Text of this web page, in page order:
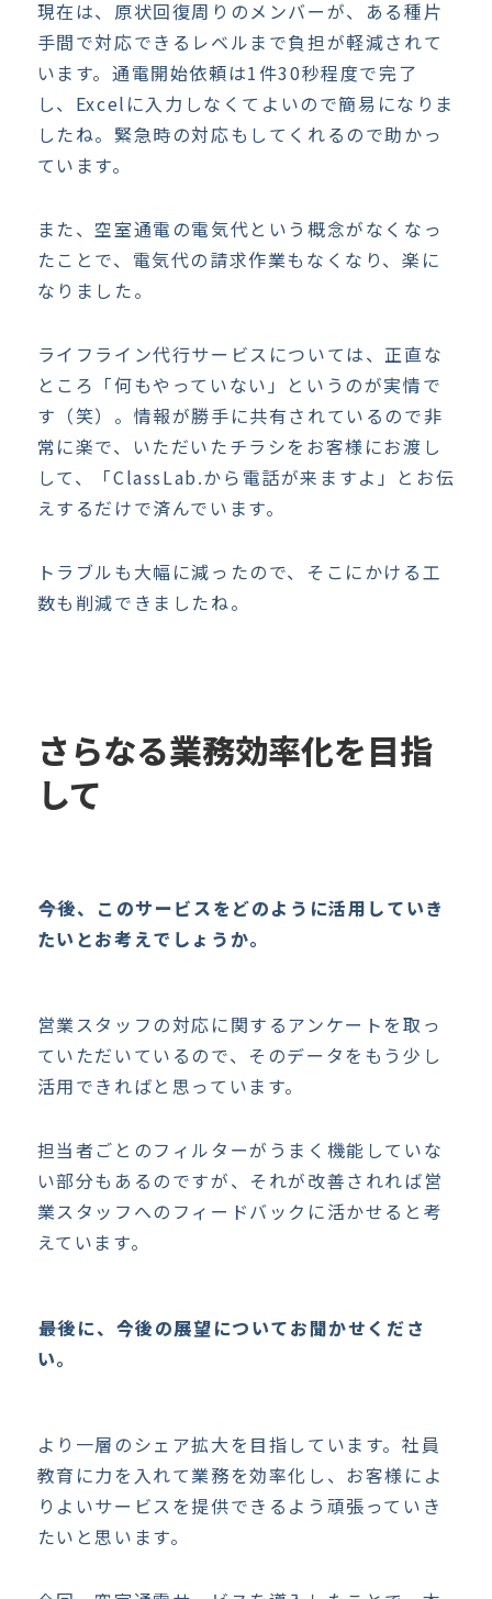
現在は、原状回復周りのメンバーが、ある種片
手間で対応できるレベルまで負担が軽減されて
います。通電開始依頼は1件30秒程度で完了
し、Excelに入力しなくてよいので簡易になりま
したね。緊急時の対応もしてくれるので助かっ
ています。
また、空室通電の電気代という概念がなくなっ
たことで、電気代の請求作業もなくなり、楽に
なりました。
ライフライン代行サービスについては、正直な
ところ「何もやっていない」というのが実情で
す（笑）。情報が勝手に共有されているので非
常に楽で、いただいたチラシをお客様にお渡し
して、「ClassLab.から電話が来ますよ」とお伝
えするだけで済んでいます。
トラブルも大幅に減ったので、そこにかける工
数も削減できましたね。
さらなる業務効率化を目指
して
――今後、このサービスをどのように活用していき
たいとお考えでしょうか。
営業スタッフの対応に関するアンケートを取っ
ていただいているので、そのデータをもう少し
活用できればと思っています。
担当者ごとのフィルターがうまく機能していな
い部分もあるのですが、それが改善されれば営
業スタッフへのフィードバックに活かせると考
えています。
――最後に、今後の展望についてお聞かせくださ
い。
より一層のシェア拡大を目指しています。社員
教育に力を入れて業務を効率化し、お客様によ
りよいサービスを提供できるよう頑張っていき
たいと思います。